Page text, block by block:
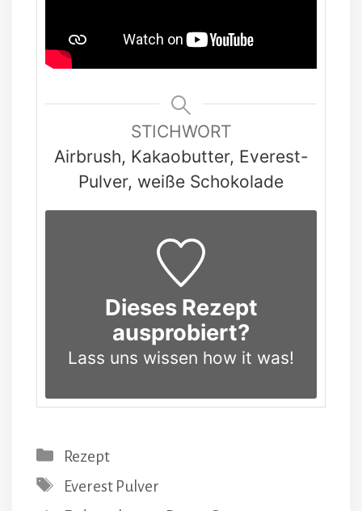
STICHWORT
Airbrush, Kakaobutter, Everest-
Pulver, weiße Schokolade
Dieses Rezept
ausprobiert?
Lass uns wissen how it was!
Kategorien
Rezept
Schlagwörter
Everest Pulver